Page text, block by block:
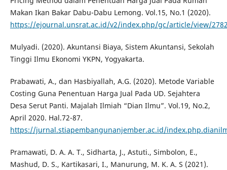
Makan Ikan Bakar Dabu-Dabu Lemong. Vol.15, No.1 (2020).
https://ejournal.unsrat.ac.id/v2/index.php/gc/article/view/
Mulyadi. (2020). Akuntansi Biaya, Sistem Akuntansi, Sekolah
Tinggi Ilmu Ekonomi YKPN, Yogyakarta.
Prabawati, A., dan Hasbiyallah, A.G. (2020). Metode Variable
Costing Guna Penentuan Harga Jual Pada UD. Sejahtera
Desa Serut Panti. Majalah Ilmiah “Dian Ilmu”. Vol.19, No.2,
April 2020. Hal.72-87.
https://jurnal.stiapembangunanjember.ac.id/
Pramawati, D. A. A. T., Sidharta, J., Astuti., Simbolon, E.,
Mashud, D. S., Kartikasari, I., Manurung, M. K. A. S (2021).